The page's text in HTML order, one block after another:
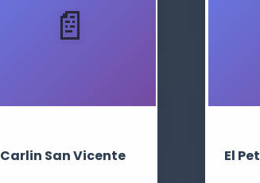
Carlin San Vicente El